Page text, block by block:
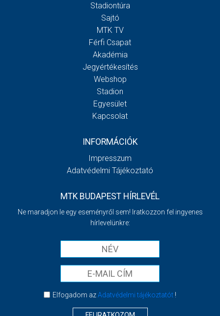
Stadiontúra
Sajtó
MTK TV
Férfi Csapat
Akadémia
Jegyértékesítés
Webshop
Stadion
Egyesület
Kapcsolat
INFORMÁCIÓK
Impresszum
Adatvédelmi Tájékoztató
MTK BUDAPEST HÍRLEVÉL
Ne maradjon le egy eseményről sem! Iratkozzon fel ingyenes
hírlevelünkre:
Elfogadom azAdatvédelmi tájékoztatót!